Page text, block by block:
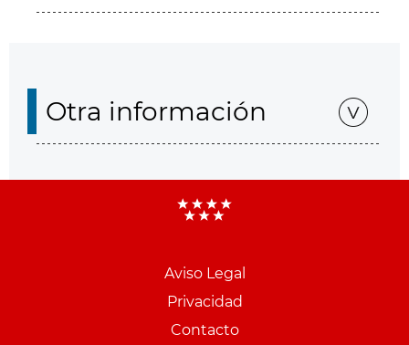
Otra información
Aviso Legal
Privacidad
Contacto